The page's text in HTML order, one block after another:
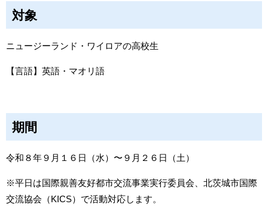
対象
ニュージーランド・ワイロアの高校生
【言語】英語・マオリ語
期間
令和８年９月１６日（水）〜９月２６日（土）
※平日は国際親善友好都市交流事業実行委員会、北茨城市国際
交流協会（KICS）で活動対応します。